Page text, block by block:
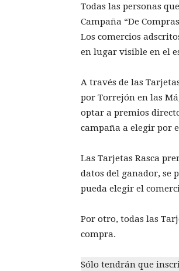
Todas las personas
Campaña “De
Los comercios
en lugar visible en el
A través de las
por Torrejón en las
optar a premios
campaña a elegir por
Las Tarjetas Rasca
datos del ganador, se
pueda elegir el
Por otro, todas las
compra.
Sólo tendrán que